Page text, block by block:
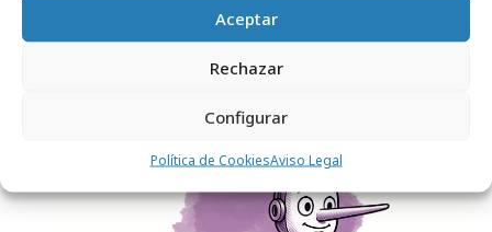
Aceptar
Rechazar
Configurar
Política de CookiesAviso Legal
Por qué los profesionales del marketing
apuestan por la formación digital continua